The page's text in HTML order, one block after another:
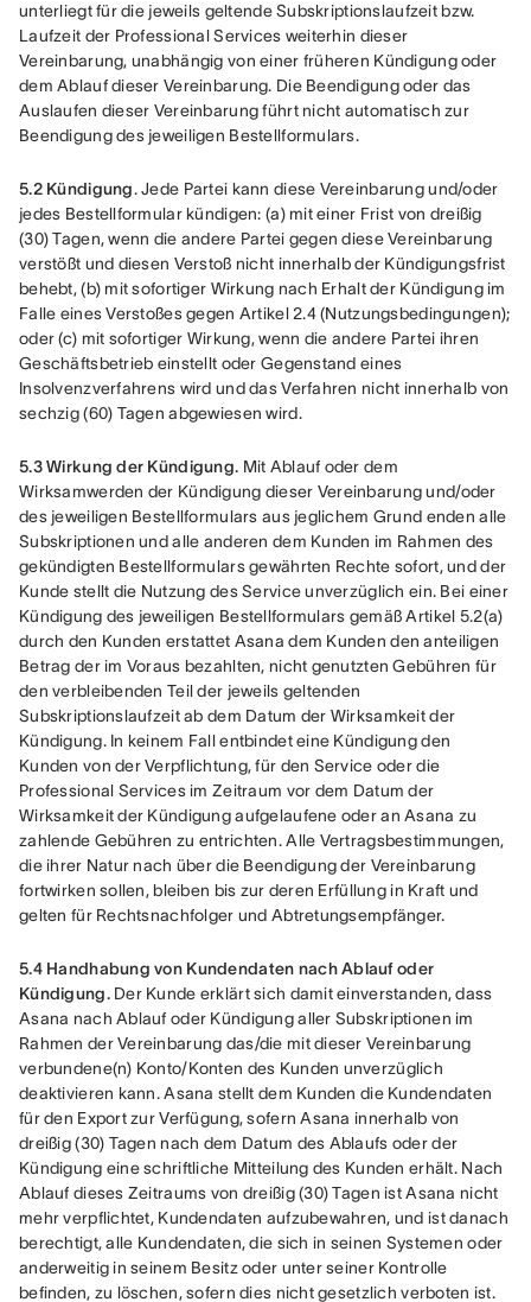
unterliegt für die jeweils geltende Subskriptionslaufzeit bzw.
Laufzeit der Professional Services weiterhin dieser
Vereinbarung, unabhängig von einer früheren Kündigung oder
dem Ablauf dieser Vereinbarung. Die Beendigung oder das
Auslaufen dieser Vereinbarung führt nicht automatisch zur
Beendigung des jeweiligen Bestellformulars.
5.2 Kündigung. Jede Partei kann diese Vereinbarung und/oder
jedes Bestellformular kündigen: (a) mit einer Frist von dreißig
(30) Tagen, wenn die andere Partei gegen diese Vereinbarung
verstößt und diesen Verstoß nicht innerhalb der Kündigungsfrist
behebt, (b) mit sofortiger Wirkung nach Erhalt der Kündigung im
Falle eines Verstoßes gegen Artikel 2.4 (Nutzungsbedingungen);
oder (c) mit sofortiger Wirkung, wenn die andere Partei ihren
Geschäftsbetrieb einstellt oder Gegenstand eines
Insolvenzverfahrens wird und das Verfahren nicht innerhalb von
sechzig (60) Tagen abgewiesen wird.
5.3 Wirkung der Kündigung. Mit Ablauf oder dem
Wirksamwerden der Kündigung dieser Vereinbarung und/oder
des jeweiligen Bestellformulars aus jeglichem Grund enden alle
Subskriptionen und alle anderen dem Kunden im Rahmen des
gekündigten Bestellformulars gewährten Rechte sofort, und der
Kunde stellt die Nutzung des Service unverzüglich ein. Bei einer
Kündigung des jeweiligen Bestellformulars gemäß Artikel 5.2(a)
durch den Kunden erstattet Asana dem Kunden den anteiligen
Betrag der im Voraus bezahlten, nicht genutzten Gebühren für
den verbleibenden Teil der jeweils geltenden
Subskriptionslaufzeit ab dem Datum der Wirksamkeit der
Kündigung. In keinem Fall entbindet eine Kündigung den
Kunden von der Verpflichtung, für den Service oder die
Professional Services im Zeitraum vor dem Datum der
Wirksamkeit der Kündigung aufgelaufene oder an Asana zu
zahlende Gebühren zu entrichten. Alle Vertragsbestimmungen,
die ihrer Natur nach über die Beendigung der Vereinbarung
fortwirken sollen, bleiben bis zur deren Erfüllung in Kraft und
gelten für Rechtsnachfolger und Abtretungsempfänger.
5.4 Handhabung von Kundendaten nach Ablauf oder
Kündigung. Der Kunde erklärt sich damit einverstanden, dass
Asana nach Ablauf oder Kündigung aller Subskriptionen im
Rahmen der Vereinbarung das/die mit dieser Vereinbarung
verbundene(n) Konto/Konten des Kunden unverzüglich
deaktivieren kann. Asana stellt dem Kunden die Kundendaten
für den Export zur Verfügung, sofern Asana innerhalb von
dreißig (30) Tagen nach dem Datum des Ablaufs oder der
Kündigung eine schriftliche Mitteilung des Kunden erhält. Nach
Ablauf dieses Zeitraums von dreißig (30) Tagen ist Asana nicht
mehr verpflichtet, Kundendaten aufzubewahren, und ist danach
berechtigt, alle Kundendaten, die sich in seinen Systemen oder
anderweitig in seinem Besitz oder unter seiner Kontrolle
befinden, zu löschen, sofern dies nicht gesetzlich verboten ist.